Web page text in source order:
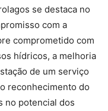
se destaca no
com a
comprometido com
hídricos, a melhoria
de um serviço
reconhecimento do
no potencial dos